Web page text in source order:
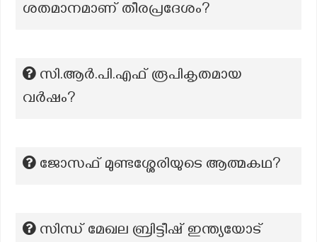
ശതമാനമാണ് തീരപ്രദേശം?
സി.ആർ.പി.എഫ് രൂപികൃതമായ
വർഷം?
ജോസഫ് മുണ്ടശ്ശേരിയുടെ ആത്മകഥ?
സിന്ധ് മേഖല ബ്രിട്ടീഷ് ഇന്ത്യയോട്